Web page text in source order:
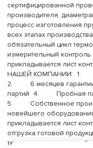
сертифицированной
производителя,
процесс изготовления
всех этапах
обязательный цикл
измерительный
прикладывается лист
НАШЕЙ КОМПАНИИ: 1.
2. 6 месяцев
партий 4. Пробная
5. Собственное
новейшего
прикладывается лист
отгрузка готовой
терминала